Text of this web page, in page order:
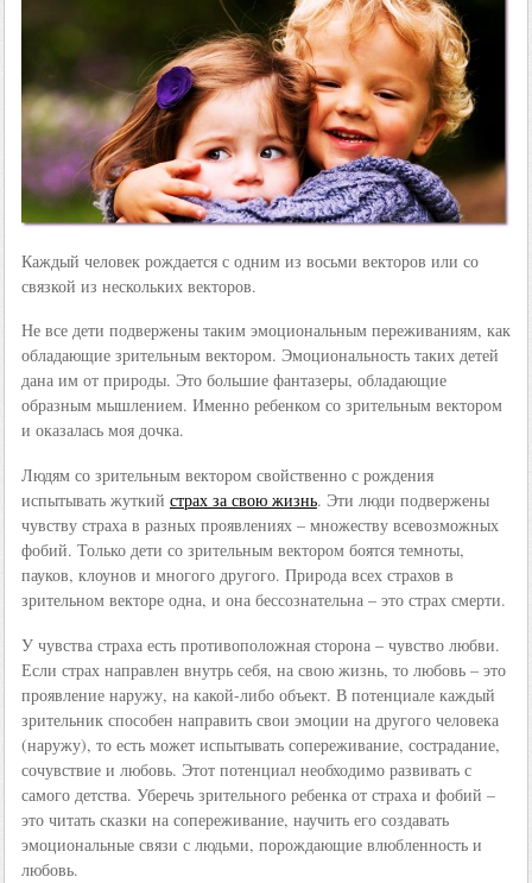
Каждый человек рождается с одним из восьми векторов или со
связкой из нескольких векторов.
Не все дети подвержены таким эмоциональным переживаниям, как
обладающие зрительным вектором. Эмоциональность таких детей
дана им от природы. Это большие фантазеры, обладающие
образным мышлением. Именно ребенком со зрительным вектором
и оказалась моя дочка.
Людям со зрительным вектором свойственно с рождения
испытывать жуткий страх за свою жизнь. Эти люди подвержены
чувству страха в разных проявлениях – множеству всевозможных
фобий. Только дети со зрительным вектором боятся темноты,
пауков, клоунов и многого другого. Природа всех страхов в
зрительном векторе одна, и она бессознательна – это страх смерти.
У чувства страха есть противоположная сторона – чувство любви.
Если страх направлен внутрь себя, на свою жизнь, то любовь – это
проявление наружу, на какой-либо объект. В потенциале каждый
зрительник способен направить свои эмоции на другого человека
(наружу), то есть может испытывать сопереживание, сострадание,
сочувствие и любовь. Этот потенциал необходимо развивать с
самого детства. Уберечь зрительного ребенка от страха и фобий –
это читать сказки на сопереживание, научить его создавать
эмоциональные связи с людьми, порождающие влюбленность и
любовь.